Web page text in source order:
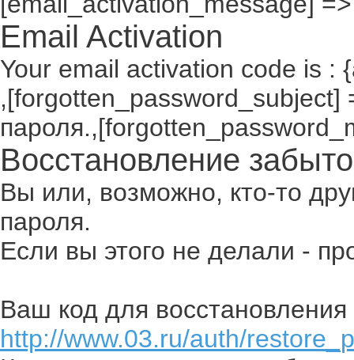
Email Activation
Your email activation code is :
,[forgotten_password_subject]
Восстановление
Вы или, возможно, кто-то
пароля.
Если вы этого не делали -
Ваш код для восстановления
http://www.03.ru/auth/